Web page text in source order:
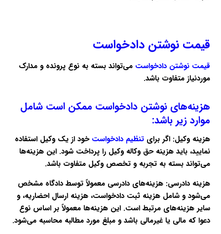
قیمت نوشتن دادخواست
قیمت نوشتن دادخواست می‌تواند بسته به نوع پرونده و مدارک
موردنیاز متفاوت باشد.
هزینه‌های نوشتن دادخواست ممکن است شامل
موارد زیر باشد:
هزینه وکیل: اگر برایتنظیم دادخواستخود از یک وکیل استفاده
نمایید، باید هزینه حق وکاله وکیل را پرداخت شود. این هزینه‌ها
می‌تواند بسته به تجربه و تخصص وکیل متفاوت باشد.
هزینه دادرسی: هزینه‌های دادرسی معمولاً توسط دادگاه مشخص
می‌شود و شامل هزینه ثبت دادخواست، هزینه ارسال احضاریه، و
سایر هزینه‌های مرتبط است. این هزینه‌ها معمولاً بر اساس نوع
دعوا که مالی یا غیرمالی باشد و مبلغ مورد مطالبه محاسبه می‌شود.